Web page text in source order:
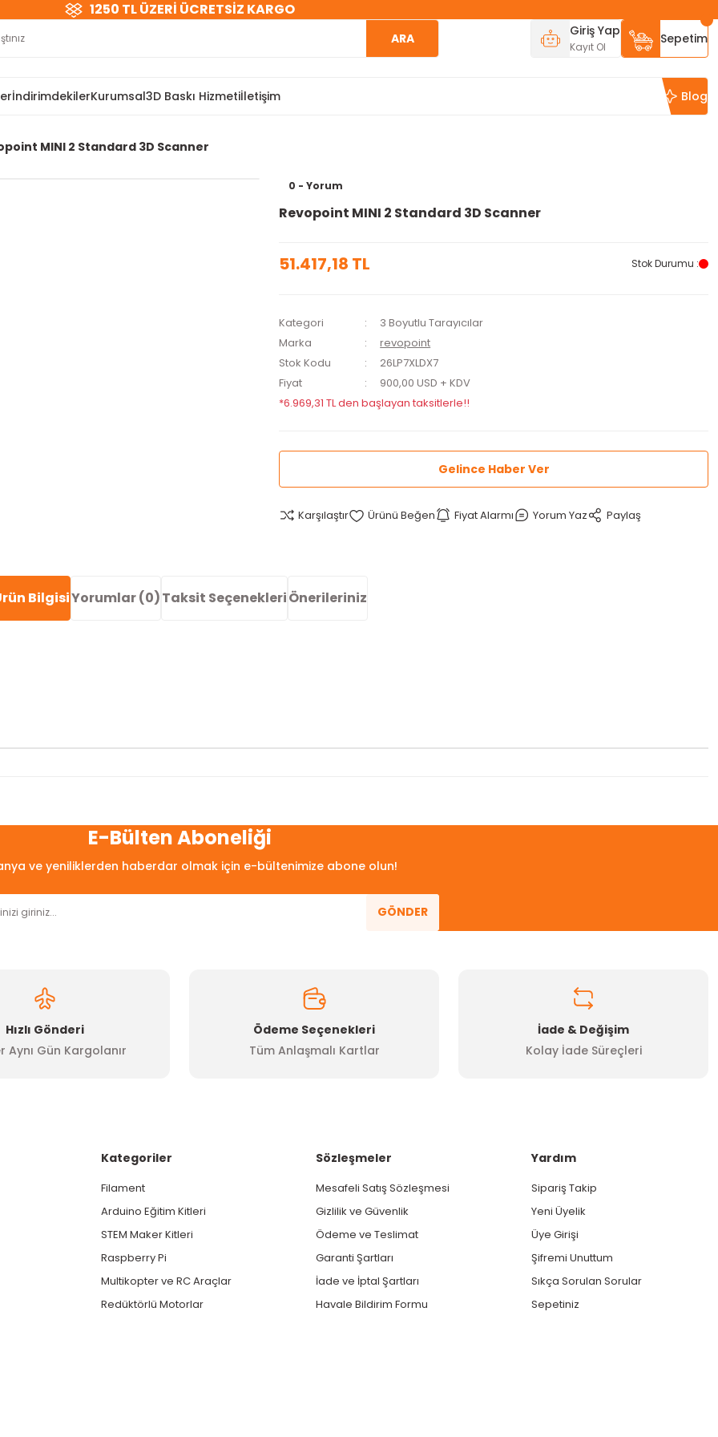
1250 TL ÜZERİ ÜCRETSİZ KARGO
ARA Giriş Yap
Kayıt Ol
Sepetim
İndirimdekilerKurumsal3D Baskı Hizmetiİletişim Blog
MINI 2 Standard 3D Scanner
0 - Yorum
Revopoint MINI 2 Standard 3D Scanner
51.417,18 TL Stok Durumu :
Kategori
3 Boyutlu Tarayıcılar
Marka
revopoint
Stok Kodu
26LP7XLDX7
Fiyat
900,00 USD + KDV
*6.969,31 TL den başlayan taksitlerle!!
Gelince Haber Ver
Karşılaştır Fiyat Alarmı Yorum Yaz Paylaş
BilgisiYorumlar (0)Taksit SeçenekleriÖnerileriniz
Bu ürüne ilk yorumu siz yapın!
E-Bülten Aboneliği
ve yeniliklerden haberdar olmak için e-bültenimize abone olun!
GÖNDER
Hızlı Gönderi
Aynı Gün Kargolanır
Ödeme Seçenekleri
Tüm Anlaşmalı Kartlar
İade & Değişim
Kolay İade Süreçleri
Kategoriler
Filament
Arduino Eğitim Kitleri
STEM Maker Kitleri
Raspberry Pi
Multikopter ve RC Araçlar
Redüktörlü Motorlar
Sözleşmeler
Mesafeli Satış Sözleşmesi
Gizlilik ve Güvenlik
Ödeme ve Teslimat
Garanti Şartları
İade ve İptal Şartları
Havale Bildirim Formu
Yardım
Sipariş Takip
Yeni Üyelik
Üye Girişi
Şifremi Unuttum
Sıkça Sorulan Sorular
Sepetiniz